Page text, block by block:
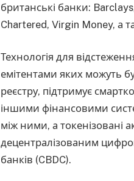
британські банки:
Chartered, Virgin Money, а
Технологія для
емітентами яких можуть
реєстру, підтримує
іншими фінансовими
між ними, а токенізовані
децентралізованим
банків (CBDC).